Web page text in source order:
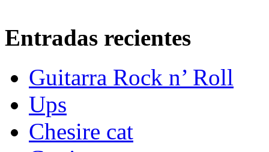
Entradas recientes
Guitarra Rock n’ Roll
Ups
Chesire cat